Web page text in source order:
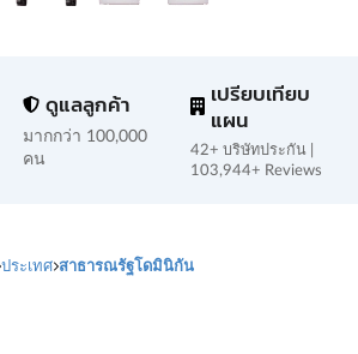
ดูแลลูกค้า
มากกว่า 100,000
คน
เปรียบเทียบ
แผน
42+ บริษัทประกัน |
103,944+ Reviews
ประเทศ สาธารณรัฐโดมินิกัน